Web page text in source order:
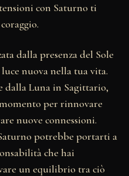
con Saturno ti
dalla presenza del Sole
nuova nella tua vita.
dalla Luna in Sagittario,
per rinnovare
nuove connessioni.
potrebbe portarti a
che hai
un equilibrio tra ciò